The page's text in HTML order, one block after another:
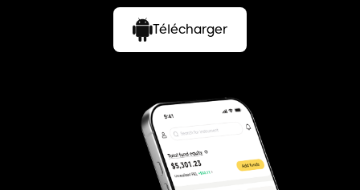
Télécharger